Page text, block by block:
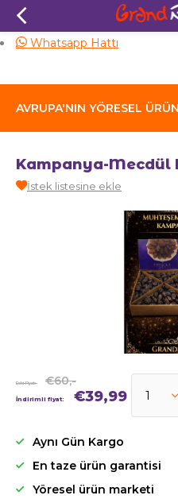
AVRUPA'NIN YÖRESEL ÜRÜN
Aynı
Whatsapp Hattı
Kampanya-Mecdül
İstek listesine ekle
Eski Fiyat: €60,-
İndirimli fiyat: €39,99
Aynı Gün Kargo
En taze ürün garantisi
Yöresel ürün marketi